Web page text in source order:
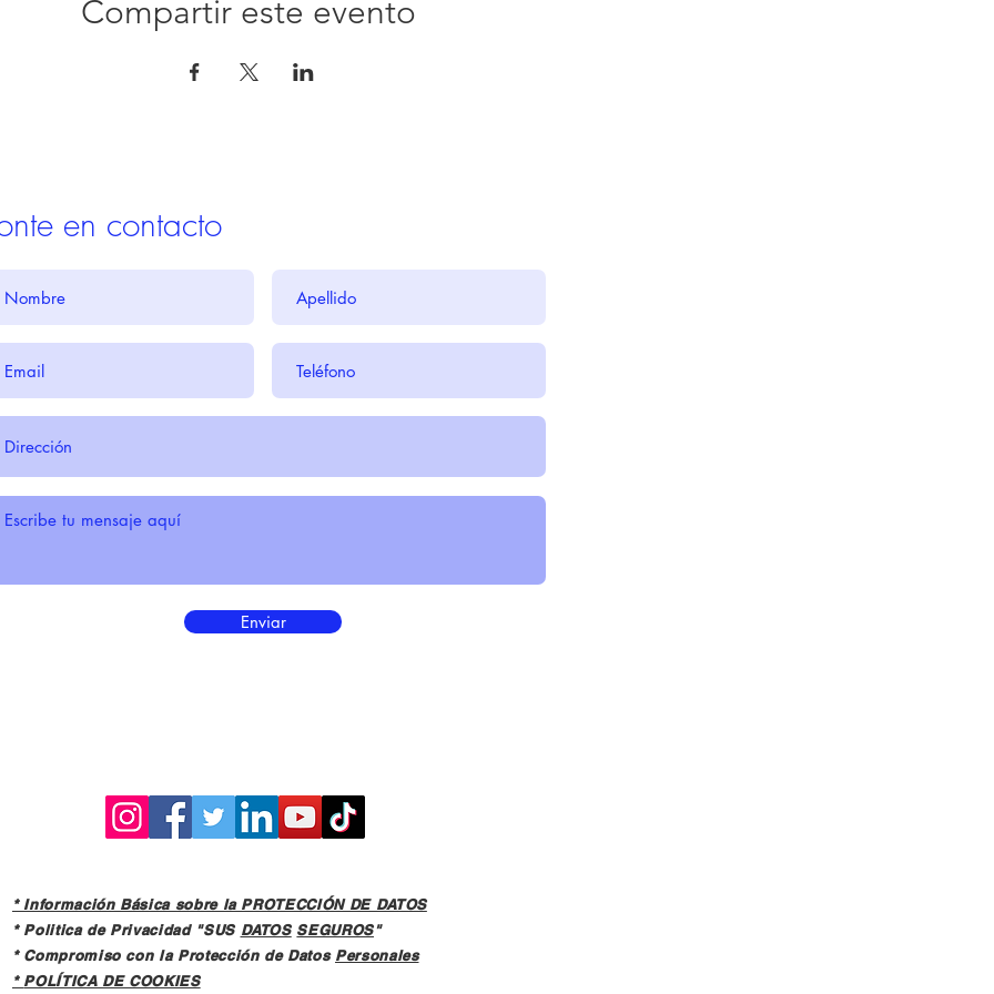
Compartir este evento
en contacto
Enviar
* Información Básica sobre la PROTECCIÓN DE DATOS
* Politica de Privacidad "SUS DATOS SEGUROS"
* Compromiso con la Protección de Datos Personales
* POLÍTICA DE COOKIES